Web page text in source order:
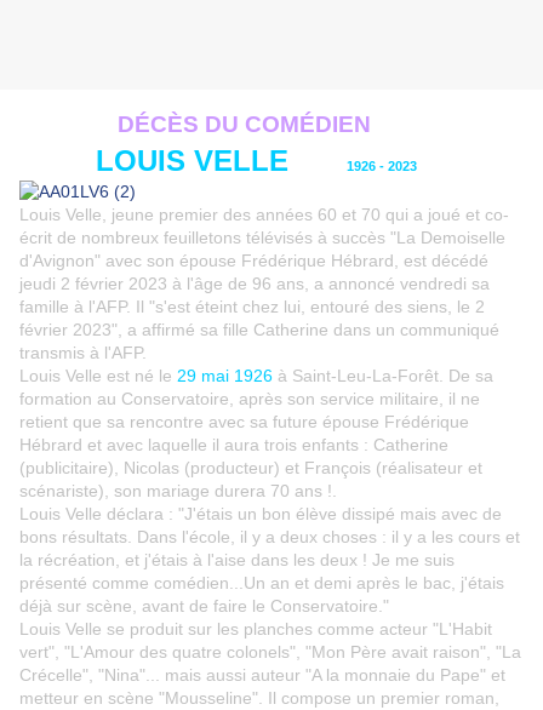
DÉCÈS DU COMÉDIEN
LOUIS VELLE 1926 - 2023
Louis Velle, jeune premier des années 60 et 70 qui a joué et co-
écrit de nombreux feuilletons télévisés à succès "La Demoiselle
d'Avignon" avec son épouse Frédérique Hébrard, est décédé
jeudi 2 février 2023 à l'âge de 96 ans, a annoncé vendredi sa
famille à l'AFP. Il "s'est éteint chez lui, entouré des siens, le 2
février 2023", a affirmé sa fille Catherine dans un communiqué
transmis à l'AFP.
Louis Velle est né le 29 mai 1926 à Saint-Leu-La-Forêt. De sa
formation au Conservatoire, après son service militaire, il ne
retient que sa rencontre avec sa future épouse Frédérique
Hébrard et avec laquelle il aura trois enfants : Catherine
(publicitaire), Nicolas (producteur) et François (réalisateur et
scénariste), son mariage durera 70 ans !.
Louis Velle déclara : "J'étais un bon élève dissipé mais avec de
bons résultats. Dans l'école, il y a deux choses : il y a les cours et
la récréation, et j'étais à l'aise dans les deux ! Je me suis
présenté comme comédien...Un an et demi après le bac, j'étais
déjà sur scène, avant de faire le Conservatoire."
Louis Velle se produit sur les planches comme acteur "L'Habit
vert", "L'Amour des quatre colonels", "Mon Père avait raison", "La
Crécelle", "Nina"... mais aussi auteur "A la monnaie du Pape" et
metteur en scène "Mousseline". Il compose un premier roman,